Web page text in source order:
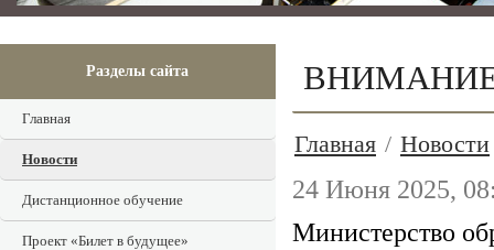
Разделы сайта
Главная
Новости
Дистанционное обучение
Проект «Билет в будущее»
ВНИМАНИЕ!
Главная / Новости
24 Июня 2025,
Министерство